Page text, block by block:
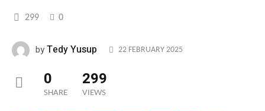
299 0
byTedy Yusup 22 FEBRUARY 2025
0
SHARE
299
VIEWS